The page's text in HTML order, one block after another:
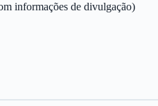
informações de divulgação)